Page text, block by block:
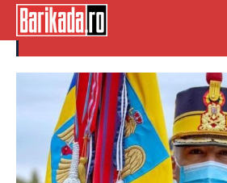
Badea Scârțana